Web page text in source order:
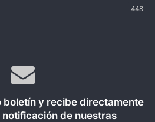
448
boletín y recibe directamente
de nuestras